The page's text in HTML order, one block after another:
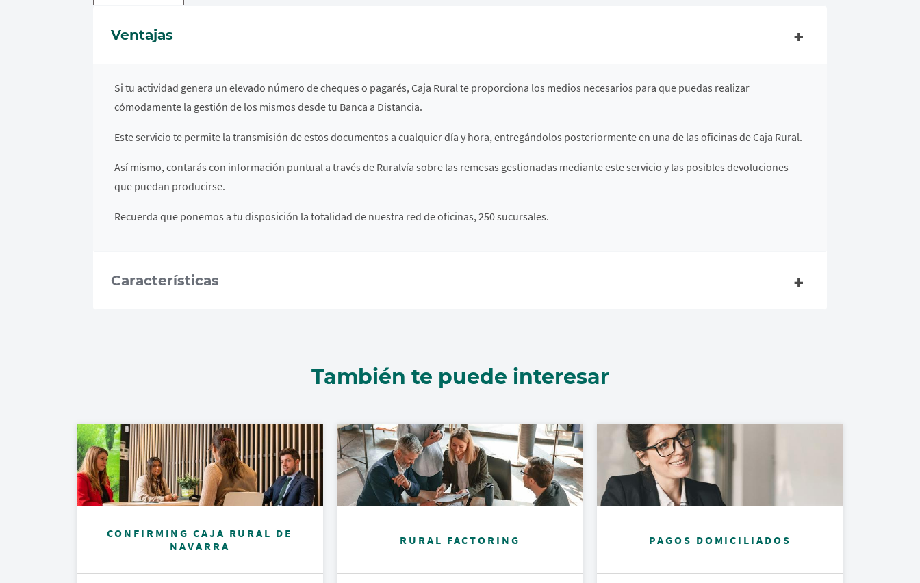
Ventajas
Si tu actividad genera un elevado número de cheques o pagarés, Caja Rural te proporciona los medios necesarios para que puedas realizar
cómodamente la gestión de los mismos desde tu Banca a Distancia.
Este servicio te permite la transmisión de estos documentos a cualquier día y hora, entregándolos posteriormente en una de las oficinas de Caja Rural.
Así mismo, contarás con información puntual a través de Ruralvía sobre las remesas gestionadas mediante este servicio y las posibles devoluciones
que puedan producirse.
Recuerda que ponemos a tu disposición la totalidad de nuestra red de oficinas, 250 sucursales.
Características
También te puede interesar
CONFIRMING CAJA RURAL DE
NAVARRA
RURAL FACTORING PAGOS DOMICILIADOS